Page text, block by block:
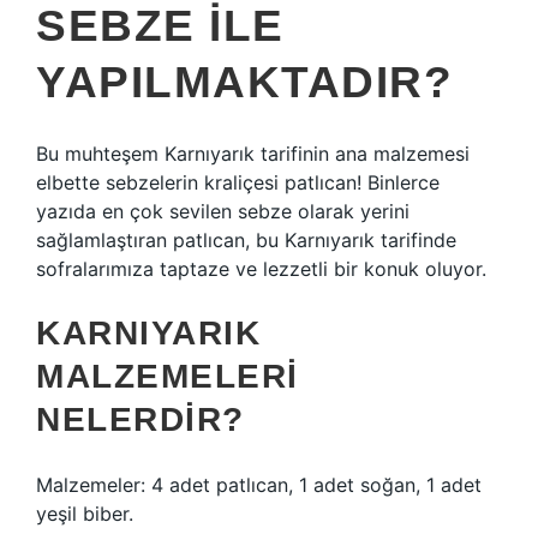
SEBZE ILE
YAPILMAKTADIR?
Bu muhteşem Karnıyarık tarifinin ana malzemesi
elbette sebzelerin kraliçesi patlıcan! Binlerce
yazıda en çok sevilen sebze olarak yerini
sağlamlaştıran patlıcan, bu Karnıyarık tarifinde
sofralarımıza taptaze ve lezzetli bir konuk oluyor.
KARNIYARIK
MALZEMELERI
NELERDIR?
Malzemeler: 4 adet patlıcan, 1 adet soğan, 1 adet
yeşil biber.